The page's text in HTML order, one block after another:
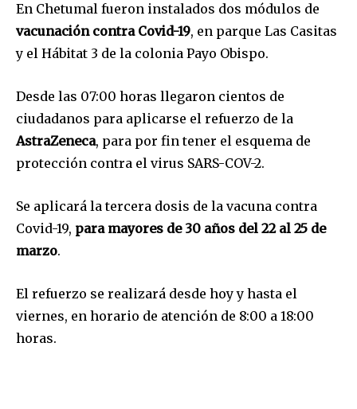
En Chetumal fueron instalados dos módulos de
vacunación contra Covid-19, en parque Las Casitas
y el Hábitat 3 de la colonia Payo Obispo.
Desde las 07:00 horas llegaron cientos de
ciudadanos para aplicarse el refuerzo de la
AstraZeneca, para por fin tener el esquema de
protección contra el virus SARS-COV-2.
Se aplicará la tercera dosis de la vacuna contra
Covid-19, para mayores de 30 años del 22 al 25 de
marzo.
El refuerzo se realizará desde hoy y hasta el
viernes, en horario de atención de 8:00 a 18:00
horas.